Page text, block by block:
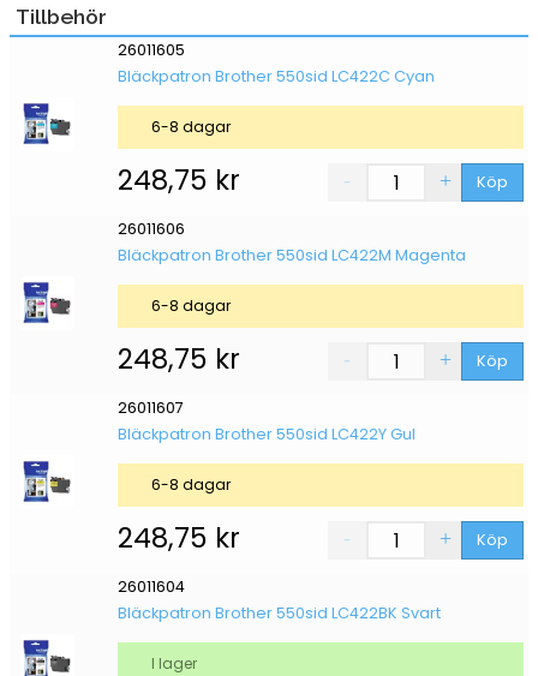
Tillbehör
26011605
Bläckpatron Brother 550sid LC422C Cyan
248,75 kr Köp
6-8 dagar
26011606
Bläckpatron Brother 550sid LC422M Magenta
248,75 kr Köp
6-8 dagar
26011607
Bläckpatron Brother 550sid LC422Y Gul
248,75 kr Köp
6-8 dagar
26011604
Bläckpatron Brother 550sid LC422BK Svart
I lager